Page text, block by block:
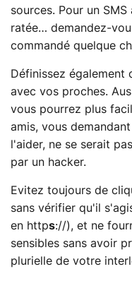
sources. Pour un
ratée… demandez-
commandé quelque
Définissez également
avec vos proches.
vous pourrez plus
amis, vous
l'aider, ne se serait
par un hacker.
Evitez toujours de
sans vérifier qu'il
en https://), et ne
sensibles sans avoir
plurielle de votre